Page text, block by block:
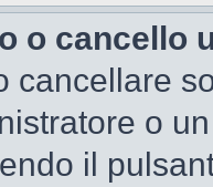
o cancello
cancellare
o
il